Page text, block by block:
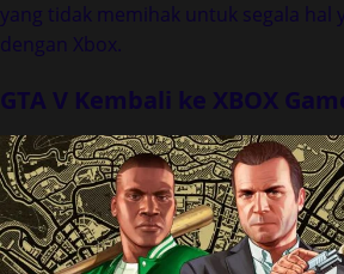
yang tidak memihak untuk segala hal
dengan Xbox.
GTA V Kembali ke XBOX